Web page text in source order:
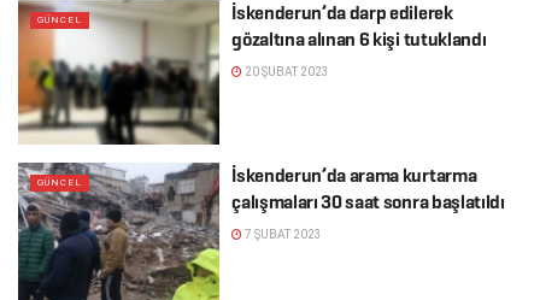
GÜNCEL
İskenderun’da darp edilerek
gözaltına alınan 6 kişi tutuklandı
20 ŞUBAT 2023
GÜNCEL
İskenderun’da arama kurtarma
çalışmaları 30 saat sonra başlatıldı
7 ŞUBAT 2023